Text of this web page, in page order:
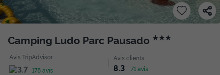
Camping Ludo Parc Pausado ★★★
Avis TripAdvisor
178 avis
Avis clients
8.3 71 avis